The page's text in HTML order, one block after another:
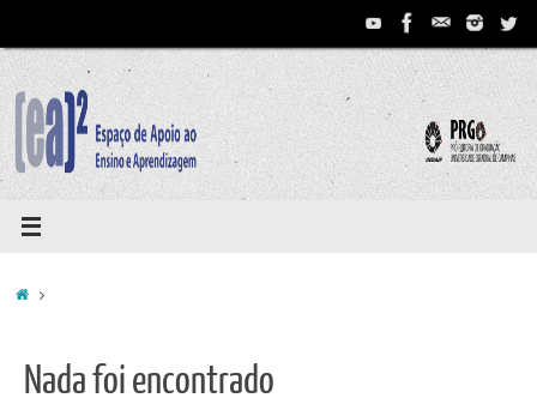
conteúdo
Home
Nada foi encontrado